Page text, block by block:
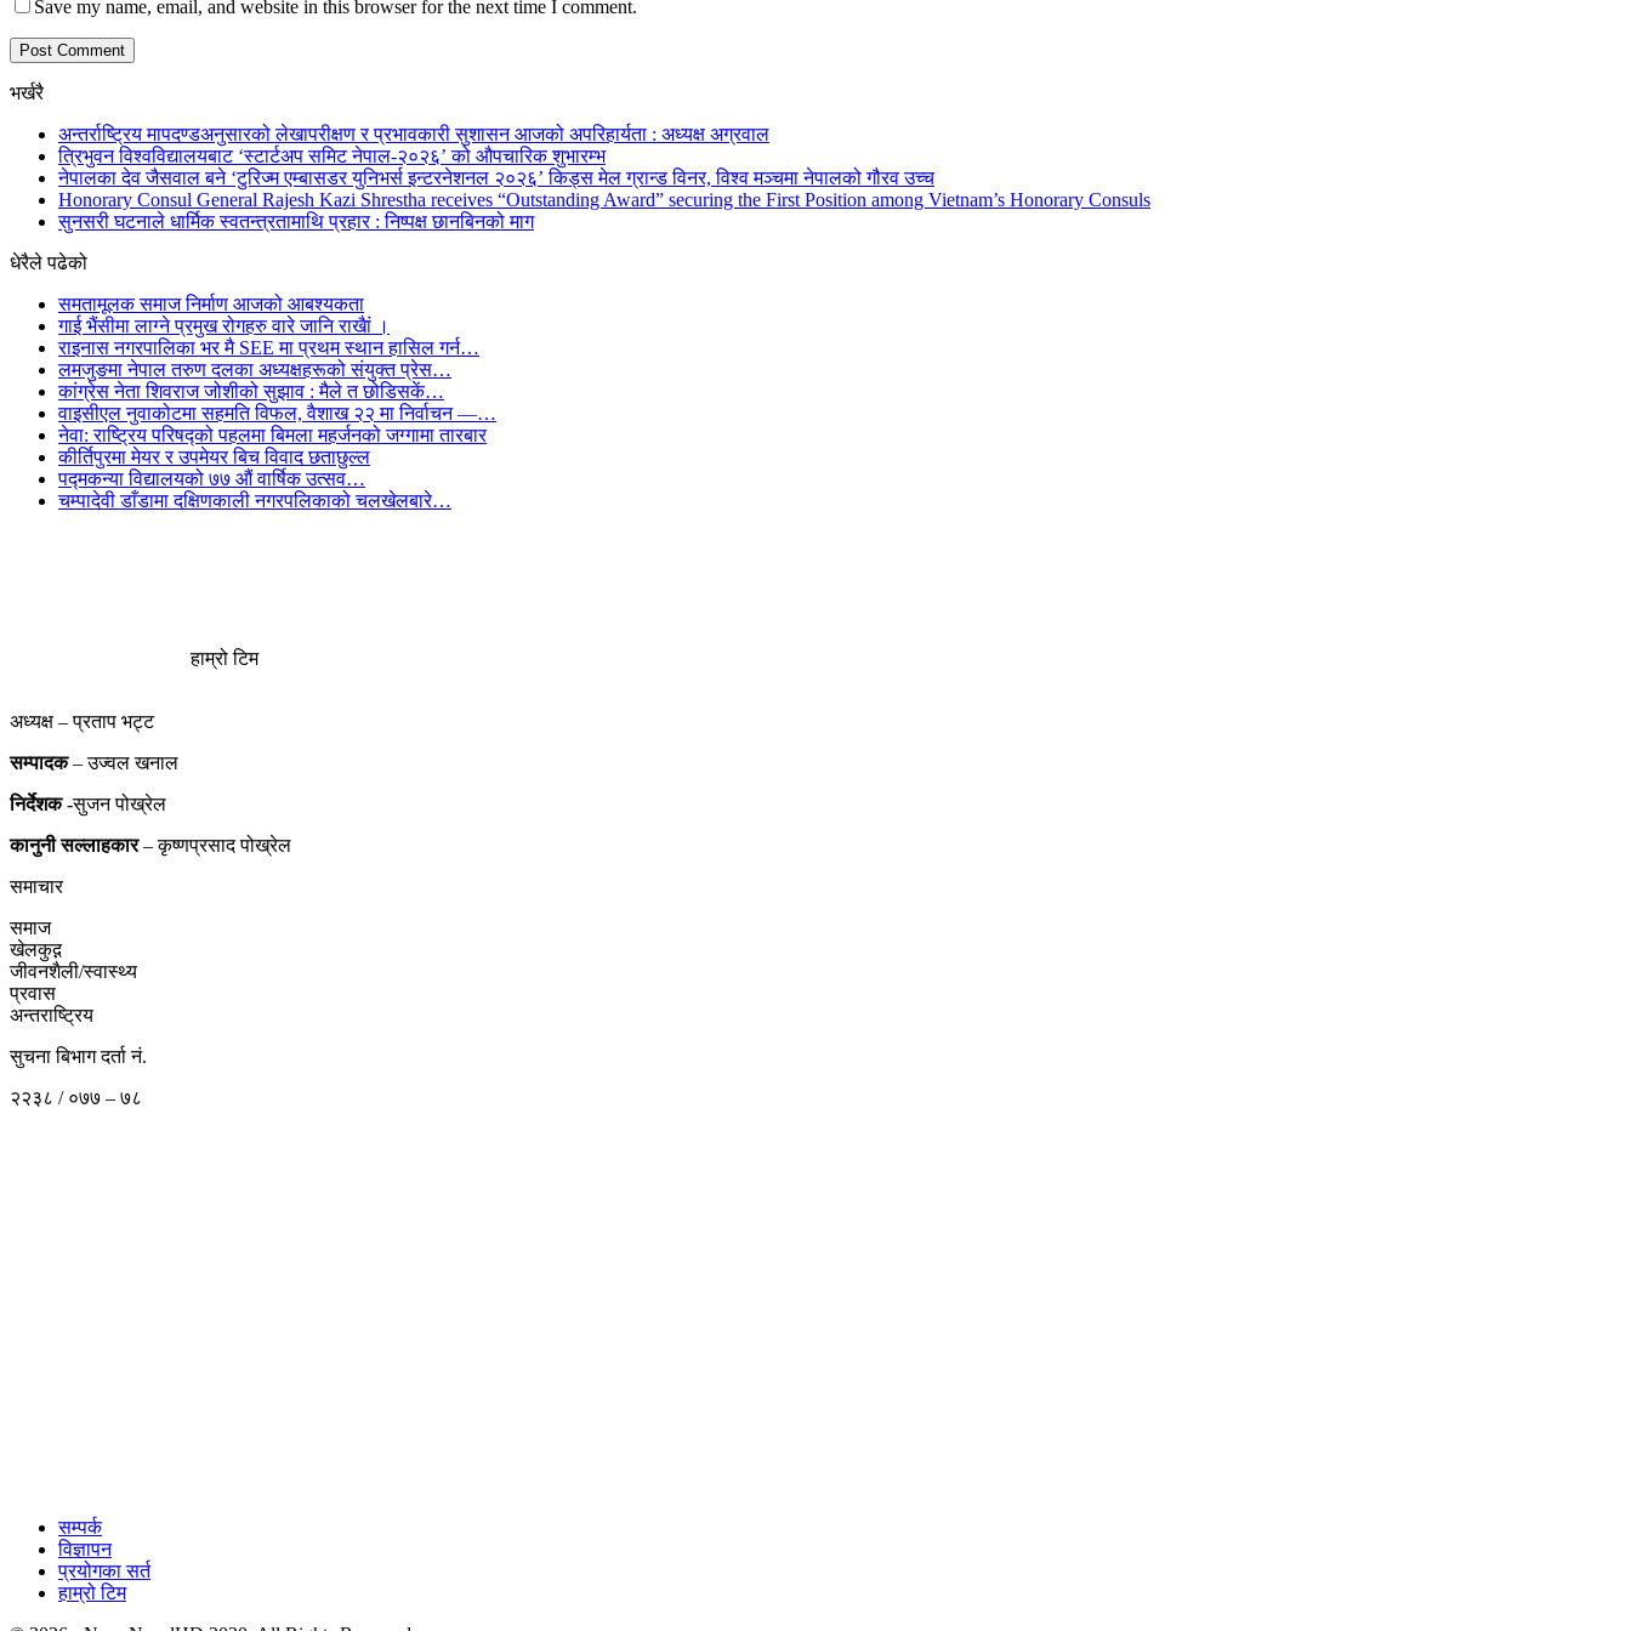
Save my name, email, and website in this browser for the next time I comment.
भर्खरै
अन्तर्राष्ट्रिय मापदण्डअनुसारको लेखापरीक्षण र प्रभावकारी सुशासन आजको अपरिहार्यता : अध्यक्ष अग्रवाल
त्रिभुवन विश्वविद्यालयबाट ‘स्टार्टअप समिट नेपाल-२०२६’ को औपचारिक शुभारम्भ
नेपालका देव जैसवाल बने ‘टुरिज्म एम्बासडर युनिभर्स इन्टरनेशनल २०२६’ किड्स मेल ग्रान्ड विनर, विश्व मञ्चमा नेपालको गौरव उच्च
Honorary Consul General Rajesh Kazi Shrestha receives “Outstanding Award” securing the First Position among Vietnam’s Honorary Consuls
सुनसरी घटनाले धार्मिक स्वतन्त्रतामाथि प्रहार : निष्पक्ष छानबिनको माग
धेरैले पढेको
समतामूलक समाज निर्माण आजको आबश्यकता
गाई भैंसीमा लाग्ने प्रमुख रोगहरु वारे जानि राखैां ।
राइनास नगरपालिका भर मै SEE मा प्रथम स्थान हासिल गर्न…
लमजुङमा नेपाल तरुण दलका अध्यक्षहरूको संयुक्त प्रेस…
कांग्रेस नेता शिवराज जोशीको सुझाव : मैले त छोडिसकें…
वाइसीएल नुवाकोटमा सहमति विफल, वैशाख २२ मा निर्वाचन —…
नेवा: राष्ट्रिय परिषद्को पहलमा बिमला महर्जनको जग्गामा तारबार
कीर्तिपुरमा मेयर र उपमेयर बिच विवाद छताछुल्ल
पद्मकन्या विद्यालयको ७७ औं ‌‌वार्षिक ‌उत्सव…
चम्पादेवी डाँडामा दक्षिणकाली नगरपलिकाको चलखेलबारे…
हाम्रो टिम
अध्यक्ष – प्रताप भट्ट
सम्पादक– उज्वल खनाल
निर्देशक-सुजन पोख्रेल
कानुनी सल्लाहकार– कृष्णप्रसाद पोख्रेल
समाचार
समाज
खेलकुद़़
जीवनशैली/स्वास्थ्य
प्रवास
अन्तराष्ट्रिय
सुचना बिभाग दर्ता नं.
२२३८ / ०७७ – ७८
सम्पर्क
विज्ञापन
प्रयोगका सर्त
हाम्रो टिम